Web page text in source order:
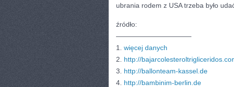
ubrania rodem z USA trzeba było
źródło:
———————————
1. więcej danych
2. http://
3. http://ballonteam-kassel.de
4. http://bambinim-berlin.de